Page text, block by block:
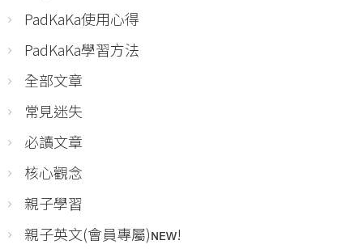
PadKaKa使用心得
PadKaKa學習方法
全部文章
常見迷失
必讀文章
核心觀念
親子學習
親子英文(會員專屬)ɴᴇᴡ!